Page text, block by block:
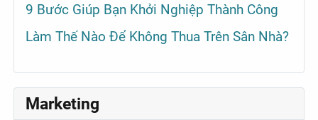
9 Bước Giúp Bạn Khởi Nghiệp Thành Công
Làm Thế Nào Để Không Thua Trên Sân Nhà?
Marketing